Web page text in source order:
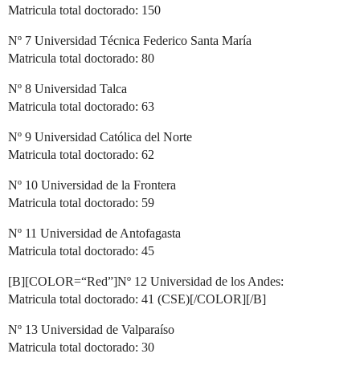
Matricula total doctorado: 150
Nº 7 Universidad Técnica Federico Santa María
Matricula total doctorado: 80
Nº 8 Universidad Talca
Matricula total doctorado: 63
Nº 9 Universidad Católica del Norte
Matricula total doctorado: 62
Nº 10 Universidad de la Frontera
Matricula total doctorado: 59
Nº 11 Universidad de Antofagasta
Matricula total doctorado: 45
[B][COLOR=“Red”]Nº 12 Universidad de los Andes:
Matricula total doctorado: 41 (CSE)[/COLOR][/B]
Nº 13 Universidad de Valparaíso
Matricula total doctorado: 30